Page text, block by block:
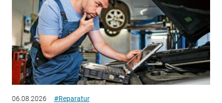
06.08.2026 #Reparatur